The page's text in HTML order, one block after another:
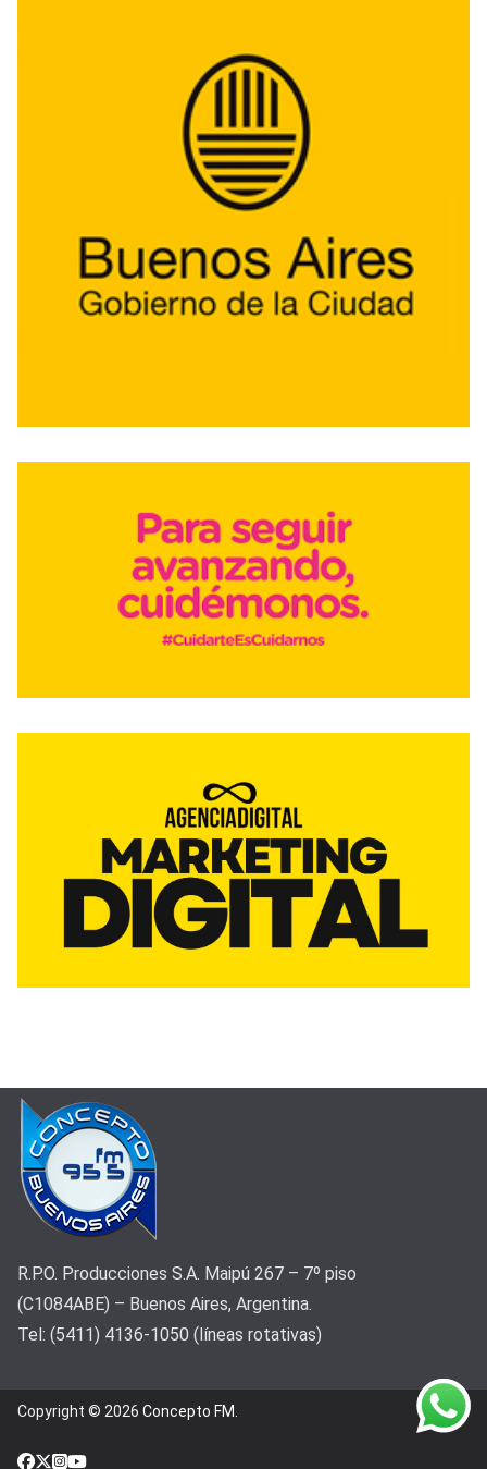
R.P.O. Producciones S.A. Maipú 267 – 7º piso
(C1084ABE) – Buenos Aires, Argentina.
Tel: (5411) 4136-1050 (líneas rotativas)
Copyright © 2026 Concepto FM